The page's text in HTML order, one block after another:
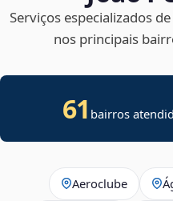
Serviços especializados
nos principais
61 bairros
Aeroclube